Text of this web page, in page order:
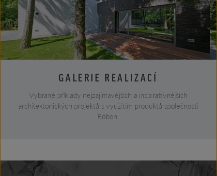
GALERIE REALIZACÍ
Vybrané příklady nejzajímavějších a inspirativnějších
architektonických projektů s využitím produktů společnosti
Röben.